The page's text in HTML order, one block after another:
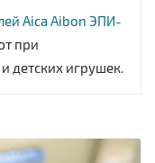
Aica Aibon ЭПИ-
при
детских игрушек.